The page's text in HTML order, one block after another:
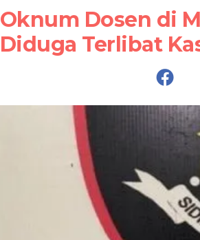
Oknum Dosen di
Diduga Terlibat